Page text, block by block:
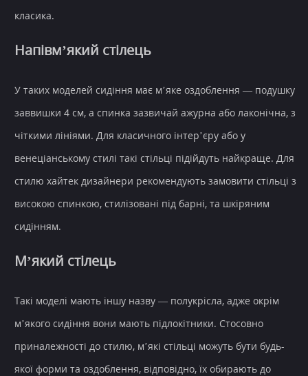
класика.
Напівм’який стілець
У таких моделей сидіння має м’яке оздоблення — подушку
заввишки 4 см, а спинка зазвичай ажурна або лаконічна, з
чіткими лініями. Для класичного інтер’єру або у
венеціанському стилі такі стільці підійдуть найкраще. Для
стилю хайтек дизайнери рекомендують замовити стільці з
високою спинкою, стилізовані під барні, та шкіряним
сидінням.
М’який стілець
Такі моделі мають іншу назву — полукрісла, адже окрім
м’якого сидіння вони мають підлокітники. Стосовно
приналежності до стилю, м’які стільці можуть бути будь-
якої форми та оздоблення, відповідно, їх обирають до